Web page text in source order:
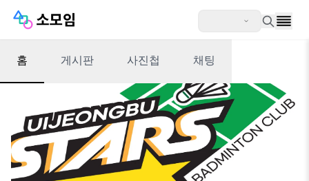
홈 게시판 사진첩 채팅